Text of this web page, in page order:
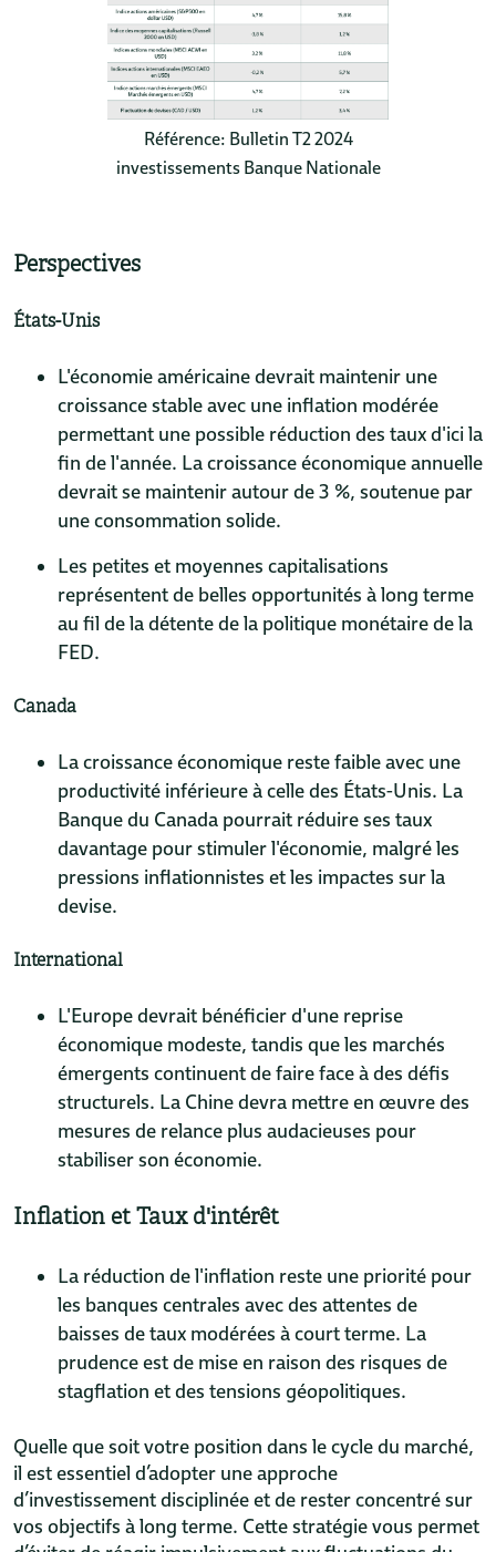
Référence: Bulletin T2 2024
investissements Banque Nationale
Perspectives
États-Unis
L'économie américaine devrait maintenir une
croissance stable avec une inflation modérée
permettant une possible réduction des taux d'ici la
fin de l'année. La croissance économique annuelle
devrait se maintenir autour de 3 %, soutenue par
une consommation solide.
Les petites et moyennes capitalisations
représentent de belles opportunités à long terme
au fil de la détente de la politique monétaire de la
FED.
Canada
La croissance économique reste faible avec une
productivité inférieure à celle des États-Unis. La
Banque du Canada pourrait réduire ses taux
davantage pour stimuler l'économie, malgré les
pressions inflationnistes et les impactes sur la
devise.
International
L'Europe devrait bénéficier d'une reprise
économique modeste, tandis que les marchés
émergents continuent de faire face à des défis
structurels. La Chine devra mettre en œuvre des
mesures de relance plus audacieuses pour
stabiliser son économie.
Inflation et Taux d'intérêt
La réduction de l'inflation reste une priorité pour
les banques centrales avec des attentes de
baisses de taux modérées à court terme. La
prudence est de mise en raison des risques de
stagflation et des tensions géopolitiques.
Quelle que soit votre position dans le cycle du marché,
il est essentiel d’adopter une approche
d’investissement disciplinée et de rester concentré sur
vos objectifs à long terme. Cette stratégie vous permet